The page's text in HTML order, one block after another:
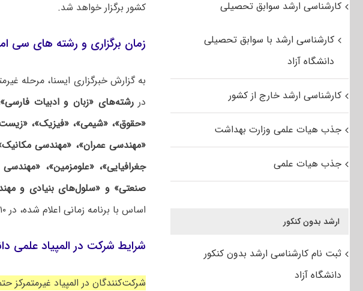
کشور برگزار خواهد شد.
زمان برگزاری و رشته های سی
در رشته‌های «زبان و ادبیات
«حقوق»، «شیمی»، «فیزیک»،
«مهندسی عمران»، «مهندسی
جغرافیایی»، «علومزمین»،
صنعتی» و «سلول‌های بنیادی و
اساس با برنامه زمانی اعلام شده، در ۱۰ منطقه دانشگاهی کشور برگزار خواهد شد.
شرایط شرکت در المپیاد علمی
شرکت‌کنندگان در المپیاد
کارشناسی ارشد سوابق تحصیلی
کارشناسی ارشد با سوابق تحصیلی
دانشگاه آزاد
کارشناسی ارشد خارج از کشور
جذب هیات علمی وزارت بهداشت
جذب هیات علمی
ارشد بدون کنکور
ثبت نام کارشناسی ارشد بدون کنکور
دانشگاه آزاد